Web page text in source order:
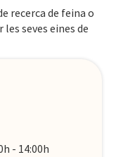
recerca de feina o
seves eines de
- 14:00h